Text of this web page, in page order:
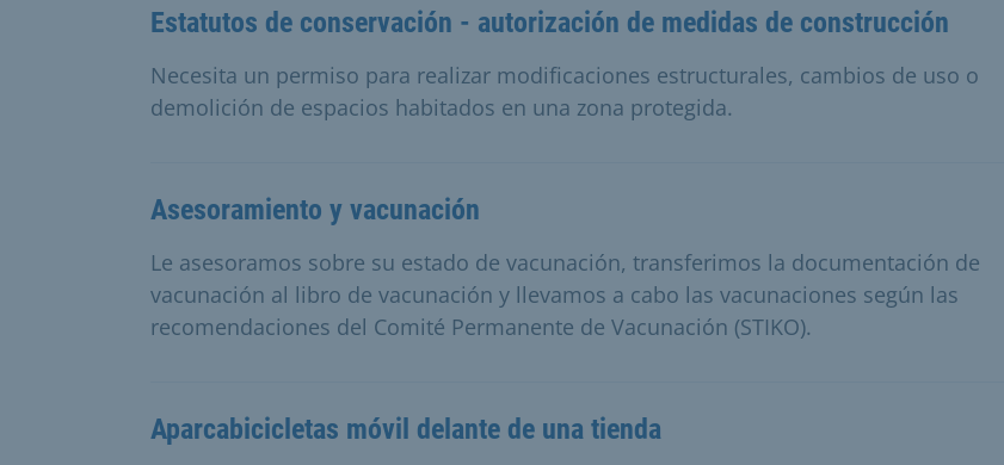
Estatutos de conservación - autorización de medidas de construcción
Necesita un permiso para realizar modificaciones estructurales, cambios de uso o
demolición de espacios habitados en una zona protegida.
Asesoramiento y vacunación
Le asesoramos sobre su estado de vacunación, transferimos la documentación de
vacunación al libro de vacunación y llevamos a cabo las vacunaciones según las
recomendaciones del Comité Permanente de Vacunación (STIKO).
Aparcabicicletas móvil delante de una tienda